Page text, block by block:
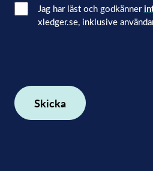
Jag har läst och godkänner
xledger.se, inklusive